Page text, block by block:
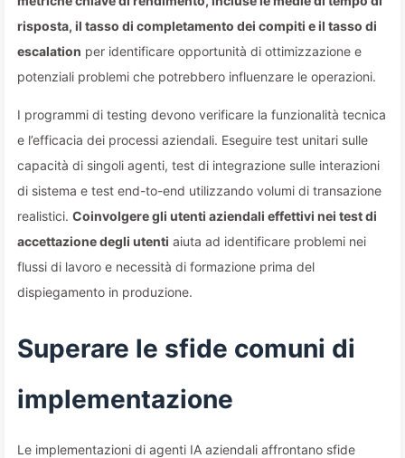
risposta, il tasso di completamento dei compiti e il tasso di
escalation per identificare opportunità di ottimizzazione e
potenziali problemi che potrebbero influenzare le operazioni.
I programmi di testing devono verificare la funzionalità tecnica
e l’efficacia dei processi aziendali. Eseguire test unitari sulle
capacità di singoli agenti, test di integrazione sulle interazioni
di sistema e test end-to-end utilizzando volumi di transazione
realistici. Coinvolgere gli utenti aziendali effettivi nei test di
accettazione degli utenti aiuta ad identificare problemi nei
flussi di lavoro e necessità di formazione prima del
dispiegamento in produzione.
Superare le sfide comuni di
implementazione
Le implementazioni di agenti IA aziendali affrontano sfide